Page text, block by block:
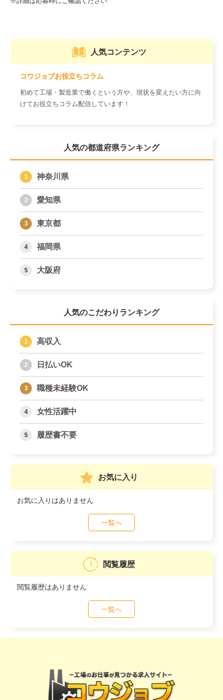
人気コンテンツ
コウジョブお役立ちコラム
初めて工場・製造業で働くという方や、現状を変えたい方に向
けてお役立ちコラム配信しています！
人気の都道府県ランキング
神奈川県
愛知県
東京都
福岡県
大阪府
人気のこだわりランキング
高収入
日払いOK
職種未経験OK
女性活躍中
履歴書不要
お気に入り
お気に入りはありません
一覧へ
閲覧履歴
閲覧履歴はありません
一覧へ